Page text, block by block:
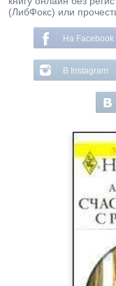
(ЛибФокс) или
На Facebook
В Instagram